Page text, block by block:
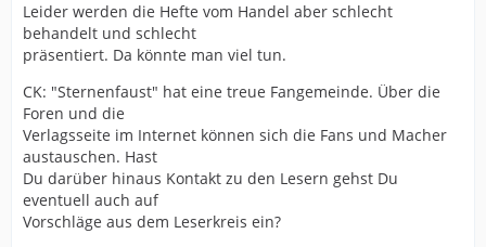
Leider werden die Hefte vom Handel aber schlecht
behandelt und schlecht
präsentiert. Da könnte man viel tun.
CK: "Sternenfaust" hat eine treue Fangemeinde. Über die
Foren und die
Verlagsseite im Internet können sich die Fans und Macher
austauschen. Hast
Du darüber hinaus Kontakt zu den Lesern gehst Du
eventuell auch auf
Vorschläge aus dem Leserkreis ein?